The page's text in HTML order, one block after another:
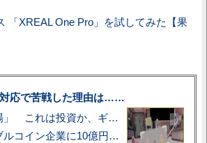
「XREAL One Pro」を試してみた【果
応で苦戦した理由は……
プロ野球も対象に、急成長する「予測市場」 これは投資か、ギャンブルか
アマゾン配送を支える物流大手、ステーブルコイン企業に10億円投資のワケ